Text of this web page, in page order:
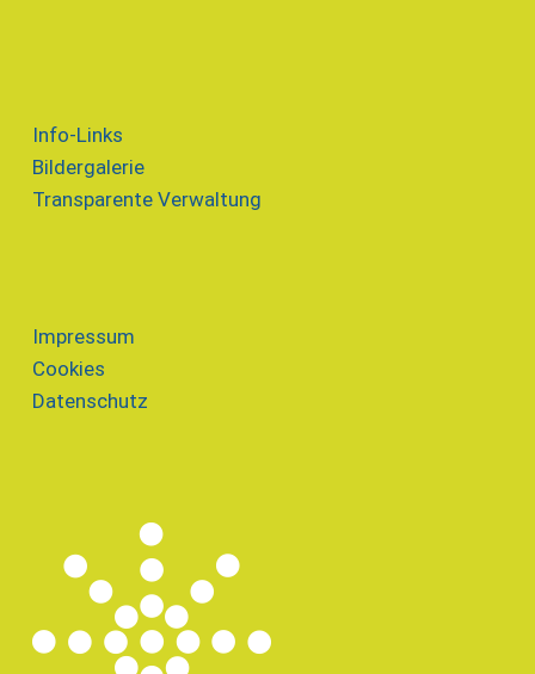
Info-Links
Bildergalerie
Transparente Verwaltung
Impressum
Cookies
Datenschutz